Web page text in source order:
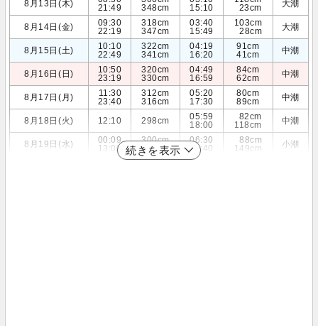
8月13日(木)
21:49
348cm
15:10
23cm
大潮
8月14日(金)
09:30
22:19
318cm
347cm
03:40
15:49
103cm
28cm
大潮
8月15日(土)
10:10
22:49
322cm
341cm
04:19
16:20
91cm
41cm
中潮
8月16日(日)
10:50
23:19
320cm
330cm
04:49
16:59
84cm
62cm
中潮
8月17日(月)
11:30
23:40
312cm
316cm
05:20
17:30
80cm
89cm
中潮
8月18日(火) 12:10 298cm
05:59
18:00
82cm
118cm
中潮
8月19日(水)
00:09
13:00
300cm
280cm
06:30
18:40
88cm
149cm
小潮
続きを表示